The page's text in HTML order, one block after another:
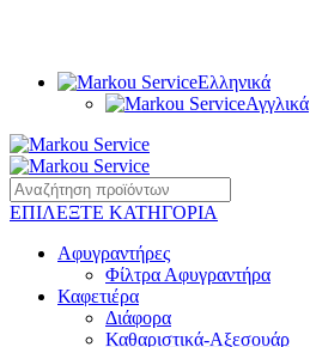
Ελληνικά
Αγγλικά
ΕΠΙΛΕΞΤΕ ΚΑΤΗΓΟΡΙΑ
Αφυγραντήρες
Φίλτρα Αφυγραντήρα
Καφετιέρα
Διάφορα
Καθαριστικά-Αξεσουάρ